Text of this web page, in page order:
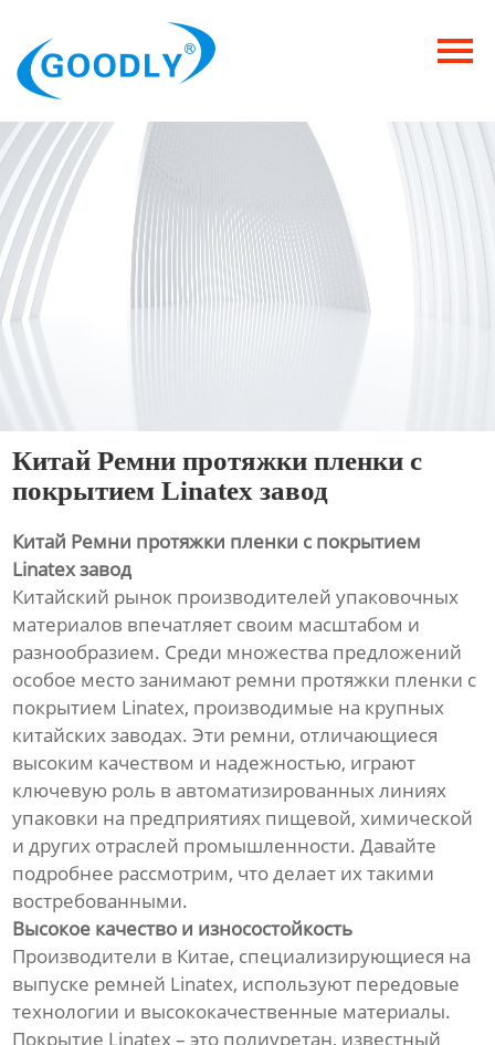
Продукция
ОТРАСЛИ
Категория
Новости
Контакты
Китай Ремни протяжки пленки с
покрытием Linatex завод
Китай Ремни протяжки пленки с покрытием
Linatex завод
Китайский рынок производителей упаковочных
материалов впечатляет своим масштабом и
разнообразием. Среди множества предложений
особое место занимают ремни протяжки пленки с
покрытием Linatex, производимые на крупных
китайских заводах. Эти ремни, отличающиеся
высоким качеством и надежностью, играют
ключевую роль в автоматизированных линиях
упаковки на предприятиях пищевой, химической
и других отраслей промышленности. Давайте
подробнее рассмотрим, что делает их такими
востребованными.
Высокое качество и износостойкость
Производители в Китае, специализирующиеся на
выпуске ремней Linatex, используют передовые
технологии и высококачественные материалы.
Покрытие Linatex – это полиуретан, известный